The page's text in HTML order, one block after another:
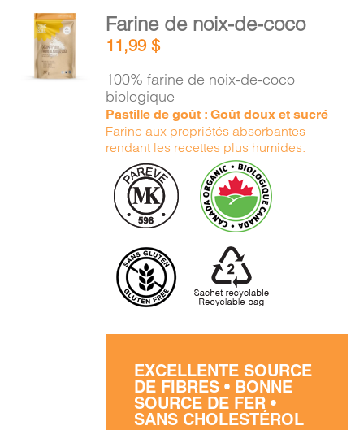
AJOUTER
AU
PANIER
Farine de noix-de-coco
11,99$
100% farine de noix-de-coco
biologique
Pastille de goût : Goût doux et sucré
Farine aux propriétés absorbantes
rendant les recettes plus humides.
EXCELLENTE SOURCE
DE FIBRES • BONNE
SOURCE DE FER •
SANS CHOLESTÉROL